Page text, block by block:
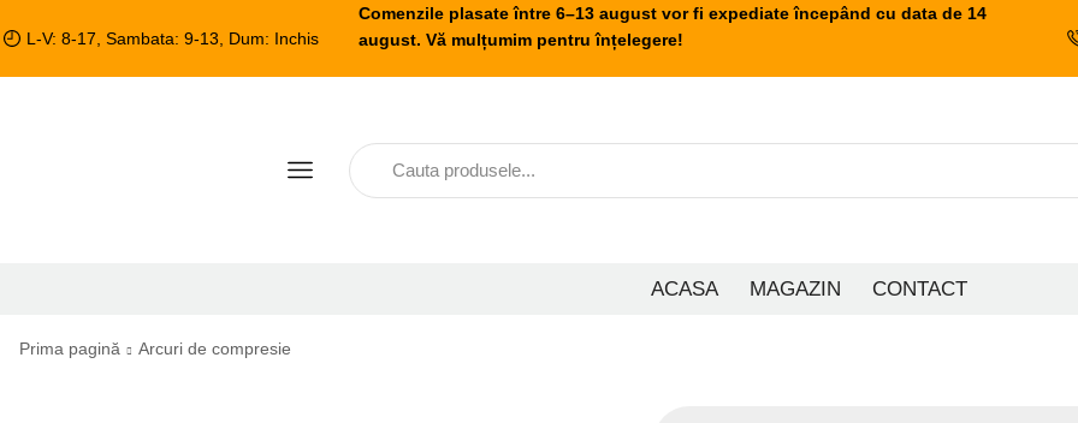
L-V: 8-17, Sambata: 9-13, Dum: Inchis
Comenzile plasate între 6–13 august vor fi expediate începând cu data de 14
august. Vă mulțumim pentru înțelegere!
ACASA MAGAZIN CONTACT
Prima pagină Arcuri de compresie